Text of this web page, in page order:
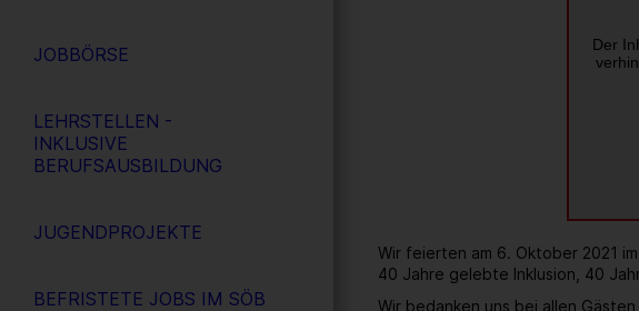
JOBBÖRSE
LEHRSTELLEN -
INKLUSIVE
BERUFSAUSBILDUNG
JUGENDPROJEKTE
BEFRISTETE JOBS IM SÖB
Wir feierten am 6. Oktober 2021
40 Jahre gelebte Inklusion, 40
Wir bedanken uns bei allen